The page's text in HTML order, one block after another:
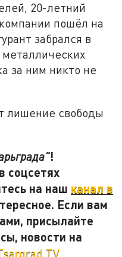
20-летний
пошёл на
забрался в
металлических
за ним никто не
лишение свободы
!
соцсетях
на наш канал в
Если вам
присылайте
новости на